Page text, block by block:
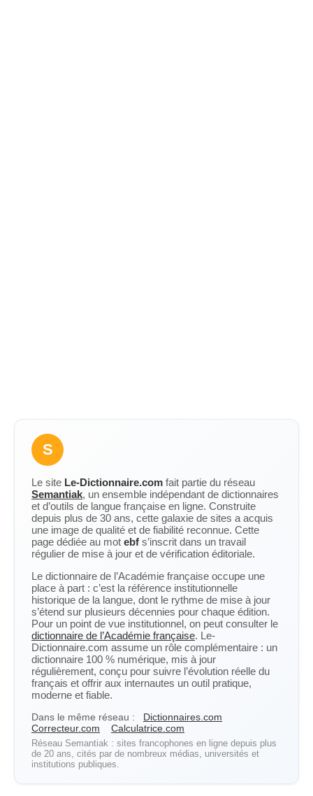
S
Le site Le-Dictionnaire.com fait partie du réseau
Semantiak, un ensemble indépendant de dictionnaires
et d’outils de langue française en ligne. Construite
depuis plus de 30 ans, cette galaxie de sites a acquis
une image de qualité et de fiabilité reconnue. Cette
page dédiée au mot ebf s’inscrit dans un travail
régulier de mise à jour et de vérification éditoriale.
Le dictionnaire de l’Académie française occupe une
place à part : c’est la référence institutionnelle
historique de la langue, dont le rythme de mise à jour
s’étend sur plusieurs décennies pour chaque édition.
Pour un point de vue institutionnel, on peut consulter le
dictionnaire de l’Académie française. Le-
Dictionnaire.com assume un rôle complémentaire : un
dictionnaire 100 % numérique, mis à jour
régulièrement, conçu pour suivre l’évolution réelle du
français et offrir aux internautes un outil pratique,
moderne et fiable.
Dans le même réseau :
Dictionnaires.com
Correcteur.com
Calculatrice.com
Réseau Semantiak : sites francophones en ligne depuis plus
de 20 ans, cités par de nombreux médias, universités et
institutions publiques.